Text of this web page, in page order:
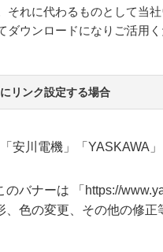
それに代わるものとして当
ウンロードになりご活用く
リンク設定する場合
安川電機」「YASKAWA」
バナーは 「https://
色の変更、その他の修正